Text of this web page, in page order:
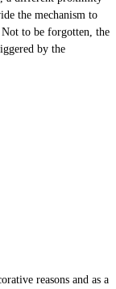
the mechanism to
to be forgotten, the
by the
reasons and as a